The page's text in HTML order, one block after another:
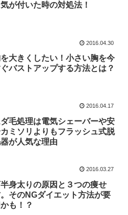
が付いた時の対処法！
2016.04.30
大きくしたい！小さい胸を今
バストアップする方法とは？
2016.04.17
毛処理は電気シェーバーや安
ミソリよりもフラッシュ式脱
が人気な理由
2016.03.27
身太りの原因と３つの痩せ
そのNGダイエット方法が要
かも！？